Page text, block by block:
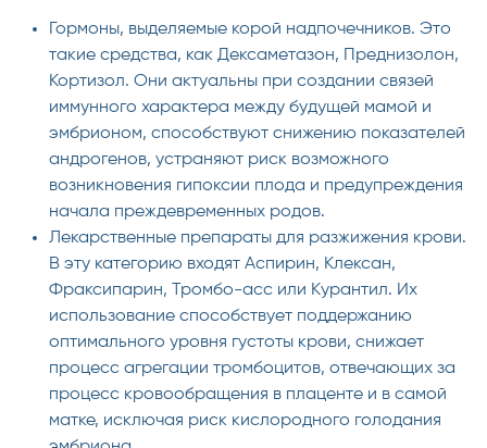
Гормоны, выделяемые корой надпочечников. Это
такие средства, как Дексаметазон, Преднизолон,
Кортизол. Они актуальны при создании связей
иммунного характера между будущей мамой и
эмбрионом, способствуют снижению показателей
андрогенов, устраняют риск возможного
возникновения гипоксии плода и предупреждения
начала преждевременных родов.
Лекарственные препараты для разжижения крови.
В эту категорию входят Аспирин, Клексан,
Фраксипарин, Тромбо-асс или Курантил. Их
использование способствует поддержанию
оптимального уровня густоты крови, снижает
процесс агрегации тромбоцитов, отвечающих за
процесс кровообращения в плаценте и в самой
матке, исключая риск кислородного голодания